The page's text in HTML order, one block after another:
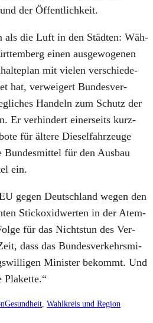
der Öffent­lich­keit.
als die Luft in den Städ­ten: Wäh­
einen aus­ge­wo­ge­nen
mit vie­len ver­schie­de­
hat, ver­wei­gert Bun­des­ver­
Han­deln zum Schutz der
Er ver­hin­dert einer­seits kurz­
für älte­re Die­sel­fahr­zeu­ge
für den Aus­bau
ein.
gegen Deutsch­land wegen den
Stick­oxid­wer­ten in der Atem­
für das Nichts­tun des Ver­
dass das Bun­des­ver­kehrs­mi­
Minis­ter bekommt. Und
Pla­ket­te.“
Gesundheit Wahlkreis und Region